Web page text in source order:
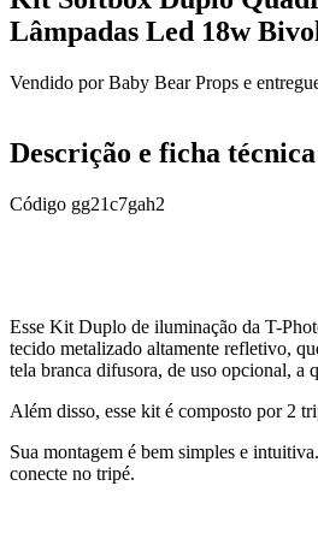
Lâmpadas Led 18w
Vendido porBaby Bear Props e
Descrição e ficha técnica
Código gg21c7gah2
Esse Kit Duplo de iluminação da T-
tecido metalizado altamente refletivo,
tela branca difusora, de uso opcional, a
Além disso, esse kit é composto por 2
Sua montagem é bem simples e
conecte no tripé.